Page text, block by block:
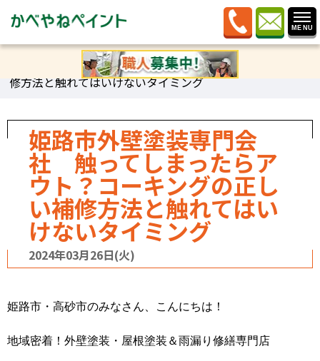
ブログ»感謝しますブログ»姫路市外壁塗装専
門会社 触ってしまったらアウト？コーキングの正しい補
修方法と触れてはいけないタイミング
姫路市外壁塗装専門会
社 触ってしまったらア
ウト？コーキングの正し
い補修方法と触れてはい
けないタイミング
2024年03月26日(火)
姫路市・高砂市のみなさん、こんにちは！
地域密着！外壁塗装・屋根塗装＆雨漏り修繕専門店